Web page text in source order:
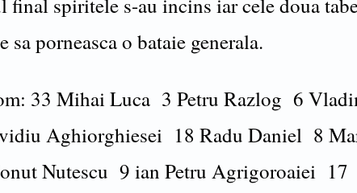
sa porneasca o bataie generala.
33 Mihai Luca 3 Petru Razlog 6
Aghiorghiesei 18 Radu Daniel 8
Nutescu 9 ian Petru Agrigoroaiei 17